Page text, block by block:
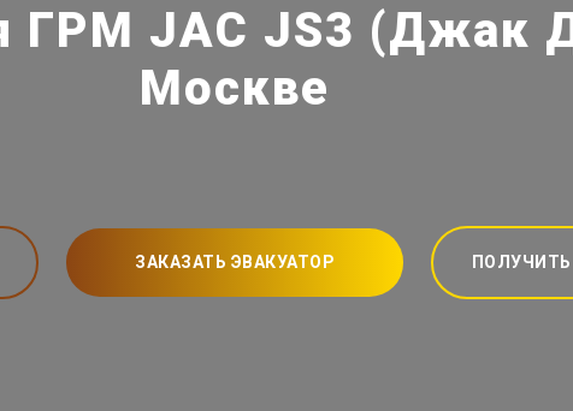
ГРМ JAC JS3 (Джак
Москве
ЗАКАЗАТЬ ЭВАКУАТОР